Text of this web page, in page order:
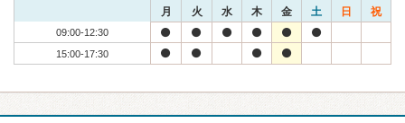
月 火 水 木 金 土 日 祝
09:00-12:30
15:00-17:30